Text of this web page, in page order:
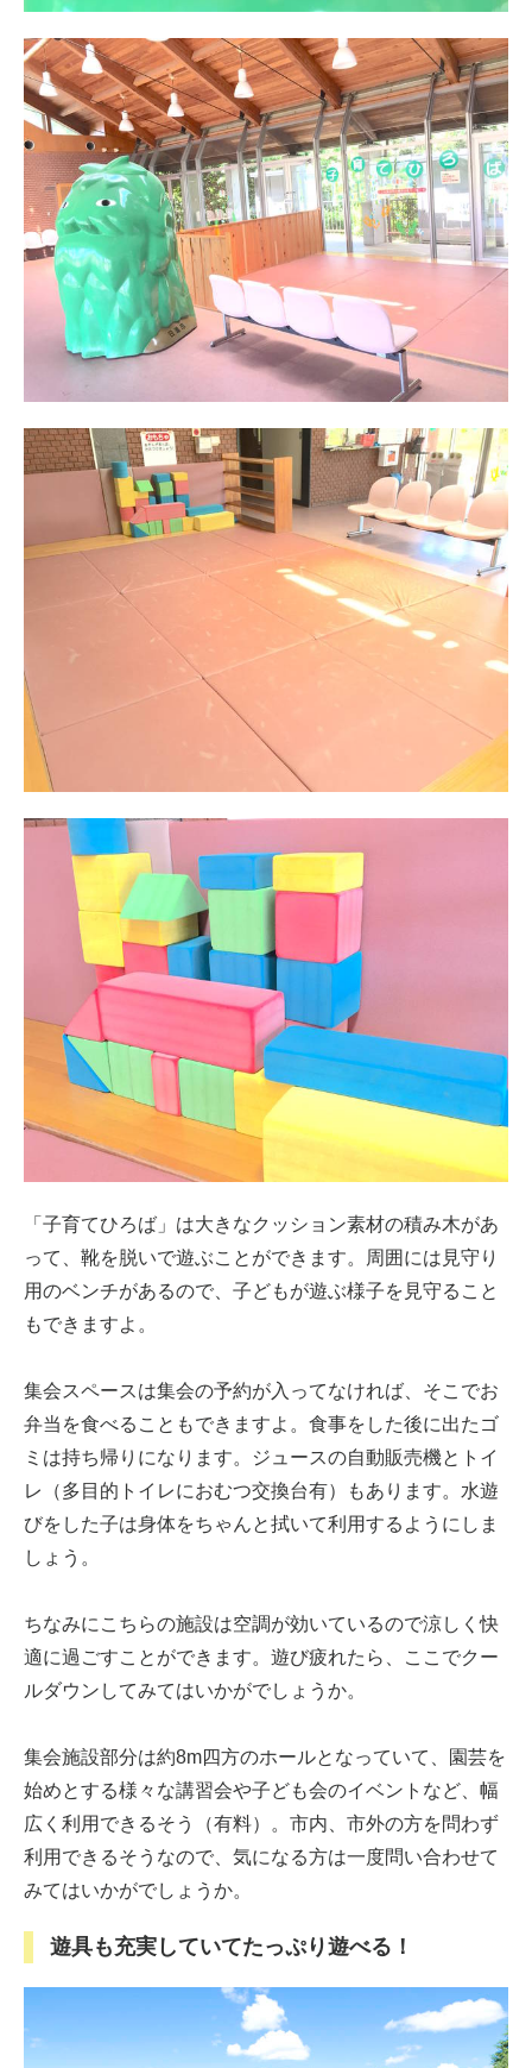
「子育てひろば」は大きなクッション素材の積み木があ
って、靴を脱いで遊ぶことができます。周囲には見守り
用のベンチがあるので、子どもが遊ぶ様子を見守ること
もできますよ。
集会スペースは集会の予約が入ってなければ、そこでお
弁当を食べることもできますよ。食事をした後に出たゴ
ミは持ち帰りになります。ジュースの自動販売機とトイ
レ（多目的トイレにおむつ交換台有）もあります。水遊
びをした子は身体をちゃんと拭いて利用するようにしま
しょう。
ちなみにこちらの施設は空調が効いているので涼しく快
適に過ごすことができます。遊び疲れたら、ここでクー
ルダウンしてみてはいかがでしょうか。
集会施設部分は約8m四方のホールとなっていて、園芸を
始めとする様々な講習会や子ども会のイベントなど、幅
広く利用できるそう（有料）。市内、市外の方を問わず
利用できるそうなので、気になる方は一度問い合わせて
みてはいかがでしょうか。
遊具も充実していてたっぷり遊べる！